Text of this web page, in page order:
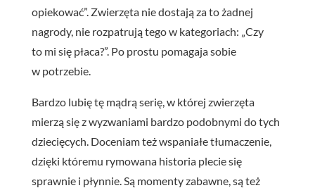
opiekować”. Zwierzęta nie dostają za to żadnej
nagrody, nie rozpatrują tego w kategoriach: „Czy
to mi się płaca?”. Po prostu pomagaja sobie
w potrzebie.
Bardzo lubię tę mądrą serię, w której zwierzęta
mierzą się z wyzwaniami bardzo podobnymi do tych
dziecięcych. Doceniam też wspaniałe tłumaczenie,
dzięki któremu rymowana historia plecie się
sprawnie i płynnie. Są momenty zabawne, są też